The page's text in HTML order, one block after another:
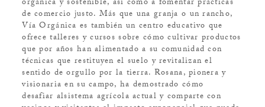
orgánica y sostenible, así como a fomentar prácticas
de comercio justo. Más que una granja o un rancho,
Vía Orgánica es también un centro educativo que
ofrece talleres y cursos sobre cómo cultivar productos
que por años han alimentado a su comunidad con
técnicas que restituyen el suelo y revitalizan el
sentido de orgullo por la tierra. Rosana, pionera y
visionaria en su campo, ha demostrado cómo
desafiar alsistema agrícola actual y comparte con